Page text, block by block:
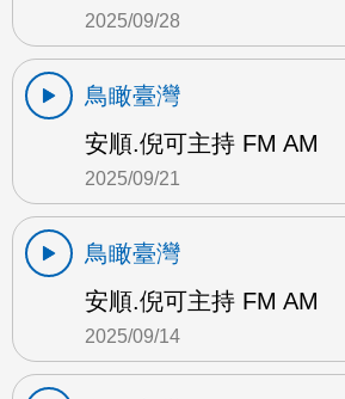
2025/09/28
鳥瞰臺灣
安順.倪可主持 FM AM
2025/09/21
鳥瞰臺灣
安順.倪可主持 FM AM
2025/09/14